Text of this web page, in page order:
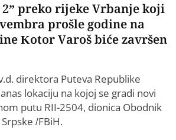
2” preko rijeke Vrbanje koji
prošle godine na
Kotor Varoš biće završen
direktora Puteva Republike
lokaciju na kojoj se gradi novi
putu RII-2504, dionica Obodnik
/FBiH.